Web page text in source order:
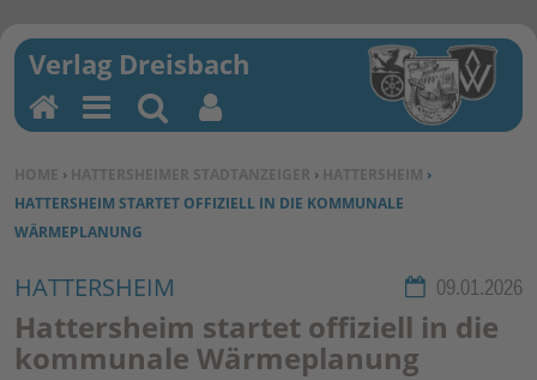
SIE BEFINDEN SICH HIER:
HOME › HATTERSHEIMER STADTANZEIGER › HATTERSHEIM ›
HATTERSHEIM STARTET OFFIZIELL IN DIE KOMMUNALE
WÄRMEPLANUNG
Rubrik:
HATTERSHEIM 09.01.2026
Hattersheim startet offiziell in die
kommunale Wärmeplanung
H
o
m
e
M
en
u
Su
ch
en
Be
nu
tz
on
en